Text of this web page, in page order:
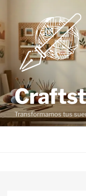
Transformamos tus